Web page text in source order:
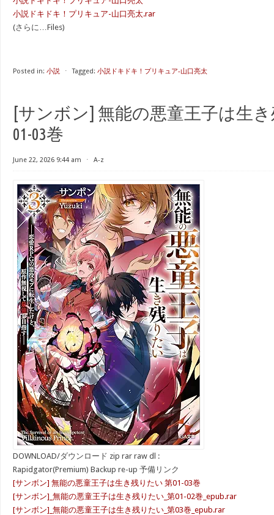
小説ドキドキ！プリキュア-山口亮太.rar
(さらに…Files)
Posted in: 小説 ⋅ Tagged: 小説ドキドキ！プリキュア-山口亮太
[サンボン] 無能の悪童王子は生
01-03巻
June 22, 2026 9:44 am ⋅ A-z
DOWNLOAD/ダウンロード zip rar raw dl :
Rapidgator(Premium) Backup re-up 予備リンク
[サンボン] 無能の悪童王子は生き残りたい 第01-03巻
[サンボン]_無能の悪童王子は生き残りたい_第01-02巻_epub.rar
[サンボン]_無能の悪童王子は生き残りたい_第03巻_epub.rar